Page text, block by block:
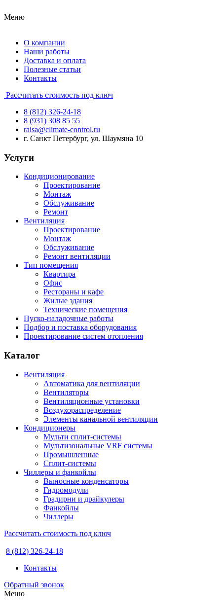
Меню
О компании
Наши работы
Доставка и оплата
Полезные статьи
Контакты
Рассчитать стоимость под ключ
8 (812) 326-24-18
8 (931) 308 85 55
raisa@climate-control.ru
г. Санкт Петербург, ул. Шаумяна 10
Услуги
Кондиционирование
Проектирование
Монтаж
Обслуживание
Ремонт
Вентиляция
Проектирование
Монтаж
Обслуживание
Ремонт вентиляции
Тип помещения
Квартира
Офис
Рестораны и кафе
Жилые здания
Технические помещения
Пуско-наладочные работы
Подбор и поставка оборудования
Проектирование систем отопления
Каталог
Вентиляция
Автоматика для вентиляции
Вентиляторы
Вентиляционные установки
Воздухораспределение
Элементы канальной вентиляции
Кондиционеры
Мульти сплит-системы
Мультизональные VRF системы
Промышленные
Сплит-системы
Чиллеры и фанкойлы
Выносные конденсаторы
Гидромодули
Градирни и драйкулеры
Фанкойлы
Чиллеры
Рассчитать стоимость под ключ
8 (812) 326-24-18
Контакты
Обратный звонок
Меню